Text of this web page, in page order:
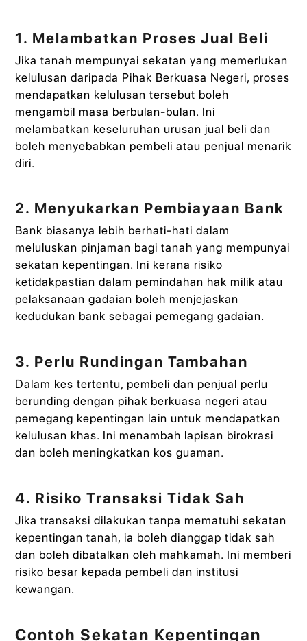
1. Melambatkan Proses Jual Beli
Jika tanah mempunyai sekatan yang memerlukan
kelulusan daripada Pihak Berkuasa Negeri, proses
mendapatkan kelulusan tersebut boleh
mengambil masa berbulan-bulan. Ini
melambatkan keseluruhan urusan jual beli dan
boleh menyebabkan pembeli atau penjual menarik
diri.
2. Menyukarkan Pembiayaan Bank
Bank biasanya lebih berhati-hati dalam
meluluskan pinjaman bagi tanah yang mempunyai
sekatan kepentingan. Ini kerana risiko
ketidakpastian dalam pemindahan hak milik atau
pelaksanaan gadaian boleh menjejaskan
kedudukan bank sebagai pemegang gadaian.
3. Perlu Rundingan Tambahan
Dalam kes tertentu, pembeli dan penjual perlu
berunding dengan pihak berkuasa negeri atau
pemegang kepentingan lain untuk mendapatkan
kelulusan khas. Ini menambah lapisan birokrasi
dan boleh meningkatkan kos guaman.
4. Risiko Transaksi Tidak Sah
Jika transaksi dilakukan tanpa mematuhi sekatan
kepentingan tanah, ia boleh dianggap tidak sah
dan boleh dibatalkan oleh mahkamah. Ini memberi
risiko besar kepada pembeli dan institusi
kewangan.
Contoh Sekatan Kepentingan